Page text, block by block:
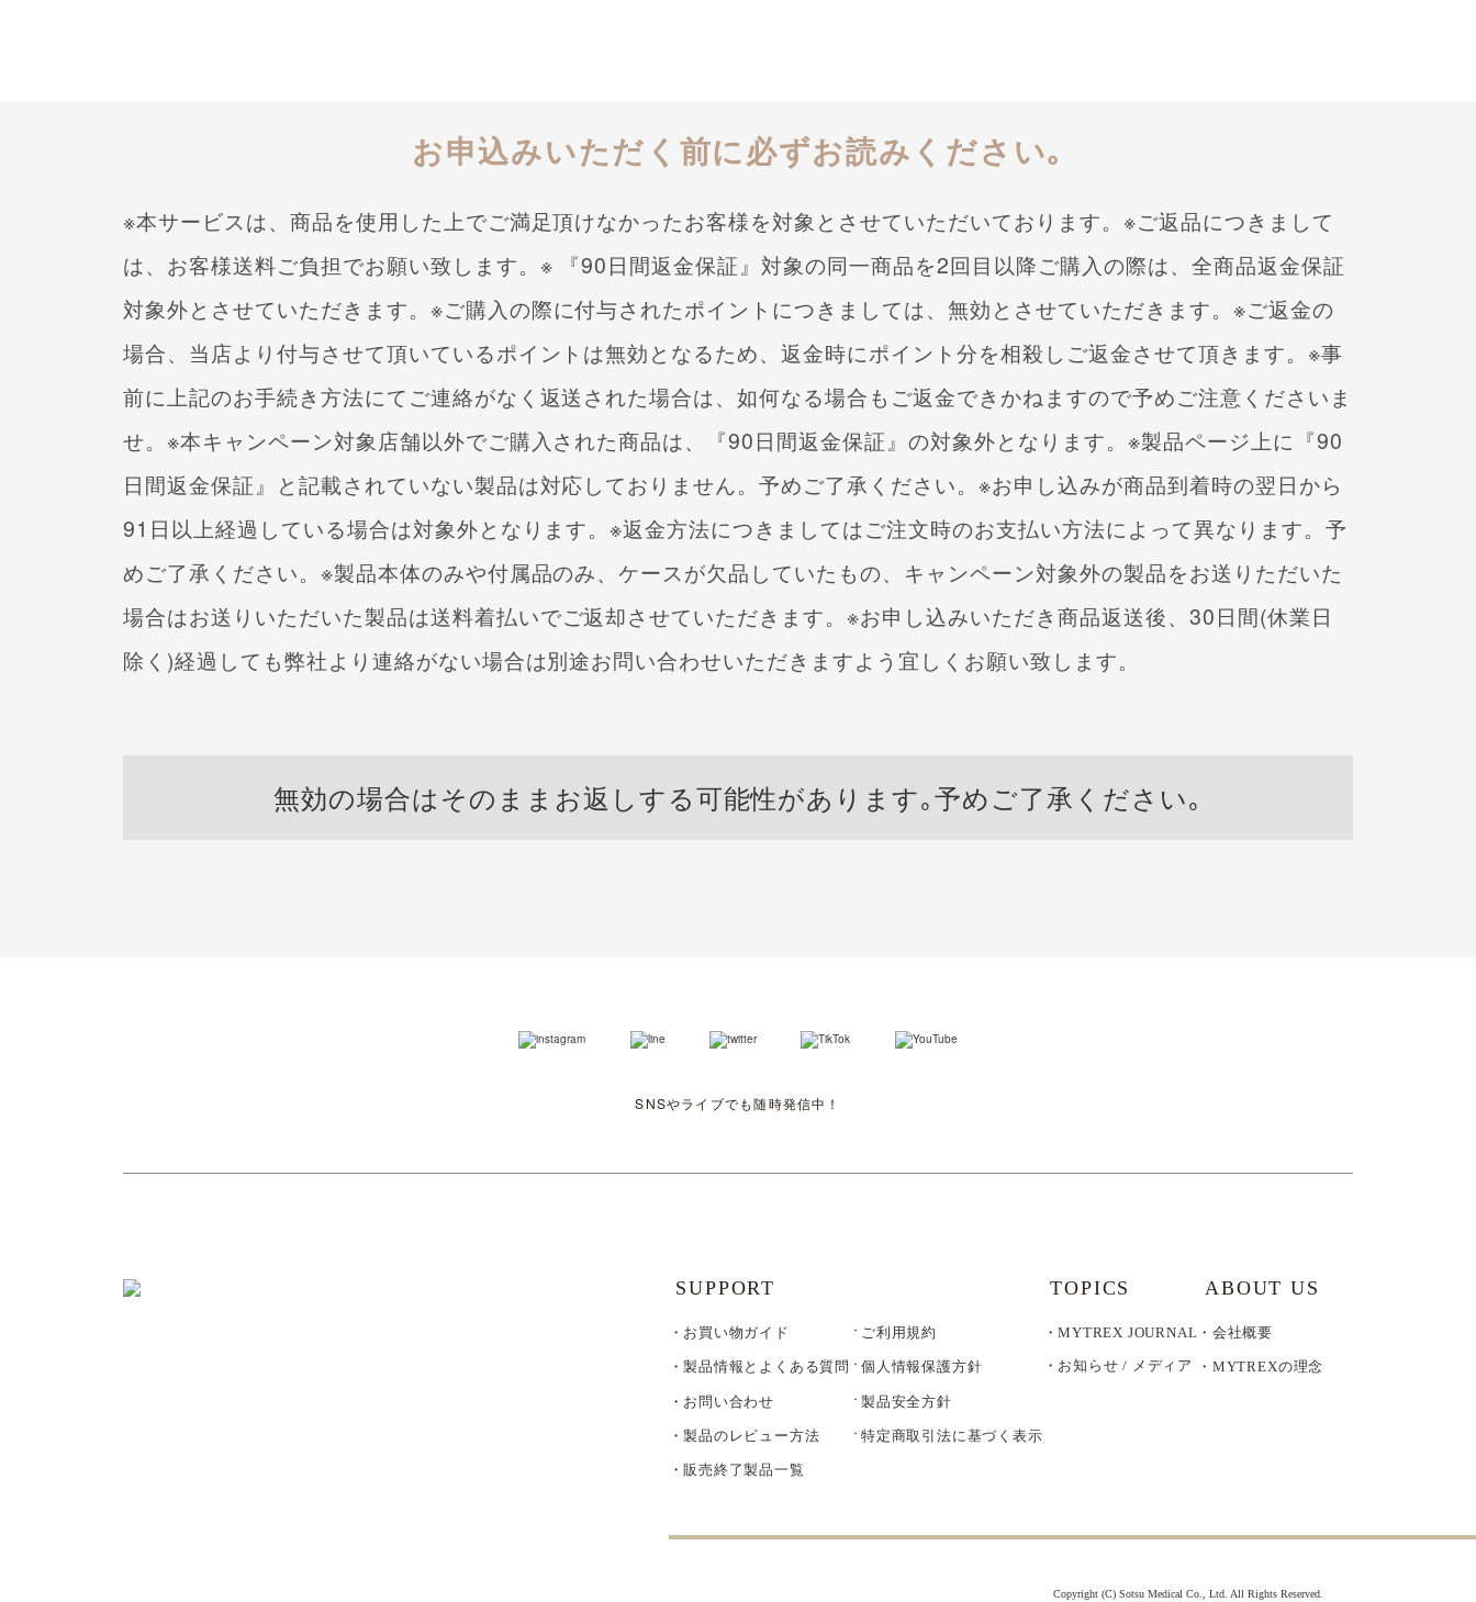
お申込みいただく前に必ずお読みください｡
※本サービスは、商品を使用した上でご満足頂けなかったお客様を対象とさせていただいております。 ※ご返品につきまして
は、お客様送料ご負担でお願い致します。 ※ 『90日間返金保証』対象の同一商品を2回目以降ご購入の際は、 全商品返金保証
対象外とさせていただきます。 ※ご購入の際に付与されたポイントにつきましては、無効とさせていただきます。 ※ご返金の
場合、当店より付与させて頂いているポイントは無効となるため、返金時にポイント分を相殺しご返金させて頂きます。 ※事
前に上記のお手続き方法にてご連絡がなく返送された場合は、如何なる場合もご返金できかねますので予めご注意くださいま
せ。 ※本キャンペーン対象店舗以外でご購入された商品は、 『90日間返金保証』の対象外となります。 ※製品ページ上に『90
日間返金保証』と記載されていない製品は対応しておりません。予めご了承ください。 ※お申し込みが商品到着時の翌日から
91日以上経過している場合は対象外となります。 ※返金方法につきましてはご注文時のお支払い方法によって異なります。予
めご了承ください。 ※製品本体のみや付属品のみ、ケースが欠品していたもの、 キャンペーン対象外の製品をお送りただいた
場合はお送りいただいた製品は送料着払いでご返却させていただきます。 ※お申し込みいただき商品返送後、30日間(休業日
除く)経過しても弊社より連絡がない場合は別途お問い合わせいただきますよう 宜しくお願い致します。
無効の場合はそのままお返しする可能性があります｡予めご了承ください｡
SNSやライブでも随時発信中！
SUPPORT
お買い物ガイド
製品情報とよくある質問
お問い合わせ
製品のレビュー方法
販売終了製品一覧
ご利用規約
個人情報保護方針
製品安全方針
特定商取引法に基づく表示
TOPICS
MYTREX JOURNAL
お知らせ / メディア
ABOUT US
会社概要
MYTREXの理念
Copyright (C) Sotsu Medical Co., Ltd. All Rights Reserved.